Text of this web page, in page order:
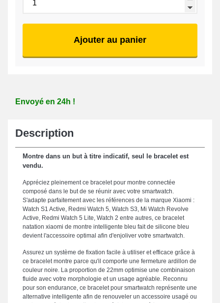
Ajouter au panier
Envoyé en 24h !
Description
Montre dans un but à titre indicatif, seul le bracelet est
vendu.
Appréciez pleinement ce bracelet pour montre connectée
composé dans le but de se réunir avec votre smartwatch.
S'adapte parfaitement avec les références de la marque Xiaomi :
Watch S1 Active, Redmi Watch 5, Watch S3, Mi Watch Revolve
Active, Redmi Watch 5 Lite, Watch 2 entre autres, ce bracelet
natation xiaomi de montre intelligente bleu fait de silicone bleu
devient l'accessoire optimal afin d'enjoliver votre smartwatch.
Assurez un système de fixation facile à utiliser et efficace grâce à
ce bracelet montre parce qu'il comporte une fermeture ardillon de
couleur noire. La proportion de 22mm optimise une combinaison
fluide avec votre morphologie et un usage agréable. Reconnu
pour son endurance, ce bracelet pour smartwatch représente une
alternative intelligente afin de renouveler un accessoire usagé ou